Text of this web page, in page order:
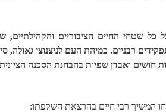
שטחי החיים הציבוריים והקהילתיים,
רבניים. כמיהת העם לניצנוצי גאולה,
חושים ואבדן שפיות בהבחנת הסכנה
המשיך רבי חיים בהרצאת השקפתו: